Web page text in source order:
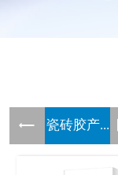
瓷砖胶产...